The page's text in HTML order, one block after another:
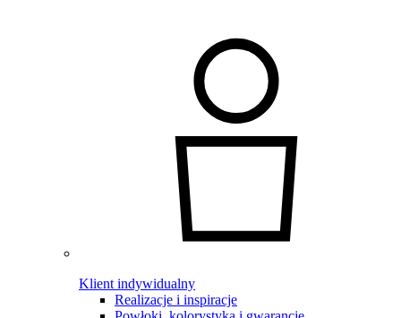
Klient indywidualny
Realizacje i inspiracje